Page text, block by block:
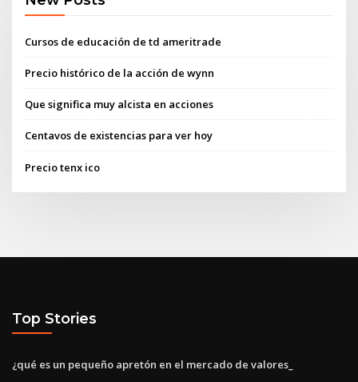
Cursos de educación de td ameritrade
Precio histórico de la acción de wynn
Que significa muy alcista en acciones
Centavos de existencias para ver hoy
Precio tenx ico
Top Stories
¿qué es un pequeño apretón en el mercado de valores_